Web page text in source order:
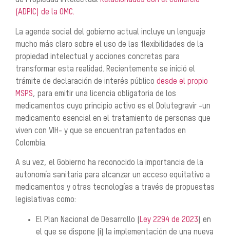
(ADPIC) de la OMC.
La agenda social del gobierno actual incluye un lenguaje
mucho más claro sobre el uso de las flexibilidades de la
propiedad intelectual y acciones concretas para
transformar esta realidad. Recientemente se inició el
trámite de declaración de interés público desde el propio
MSPS, para emitir una licencia obligatoria de los
medicamentos cuyo principio activo es el Dolutegravir -un
medicamento esencial en el tratamiento de personas que
viven con VIH- y que se encuentran patentados en
Colombia.
A su vez, el Gobierno ha reconocido la importancia de la
autonomía sanitaria para alcanzar un acceso equitativo a
medicamentos y otras tecnologías a través de propuestas
legislativas como:
El Plan Nacional de Desarrollo ( Ley 2294 de 2023 ) en
el que se dispone (i) la implementación de una nueva